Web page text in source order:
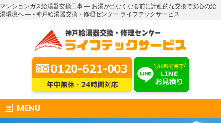
マンションガス給湯器交換工事 ― お湯が出なくなる前に計画的な交換で安心の給
湯環境へ ― - 神戸給湯器交換・修理センター ライフテックサービス
MENU